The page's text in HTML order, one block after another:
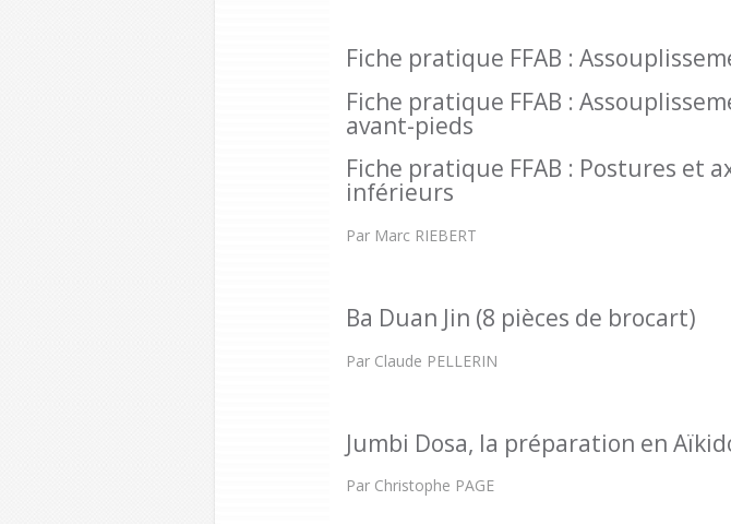
Fiche pratique FFAB :
Fiche pratique FFAB :
avant-pieds
Fiche pratique FFAB : Postures et
inférieurs
Par Marc RIEBERT
Ba Duan Jin (8 pièces de brocart)
Par Claude PELLERIN
Jumbi Dosa, la préparation en
Par Christophe PAGE